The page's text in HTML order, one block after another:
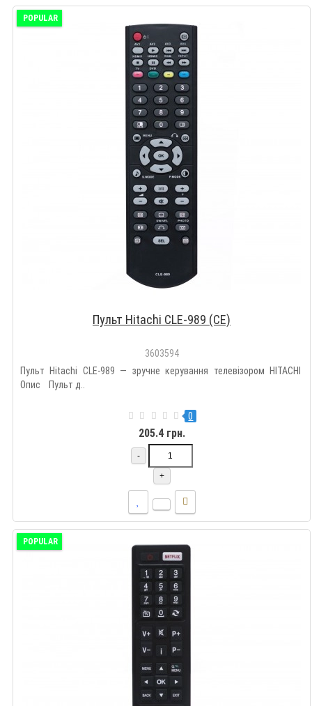
POPULAR
Пульт Hitachi CLE-989 (CE)
3603594
Пульт Hitachi CLE-989 — зручне керування телевізором HITACHI
Опис Пульт д..
0
205.4 грн.
-
+
POPULAR